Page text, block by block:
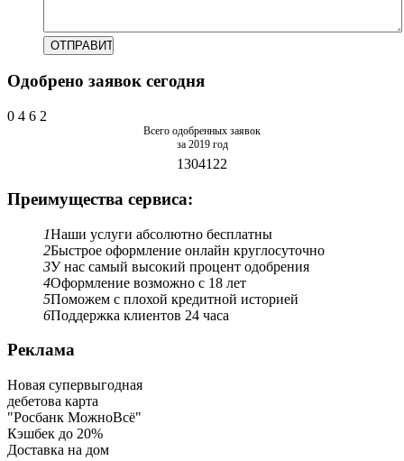
Одобрено заявок сегодня
0 4 6 2
Всего одобренных заявок
за 2019 год
1304122
Преимущества сервиса:
1Наши услуги абсолютно бесплатны
2Быстрое оформление онлайн круглосуточно
3У нас самый высокий процент одобрения
4Оформление возможно с 18 лет
5Поможем с плохой кредитной историей
6Поддержка клиентов 24 часа
Реклама
Новая супервыгодная
дебетова карта
"Росбанк МожноВсё"
Кэшбек до 20%
Доставка на дом